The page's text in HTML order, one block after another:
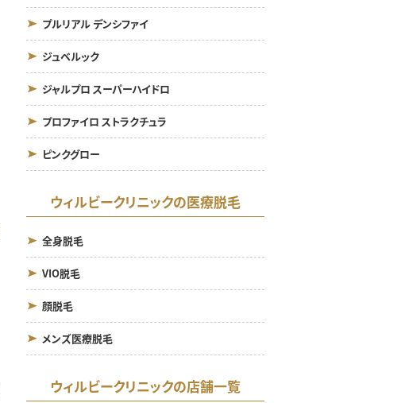
プルリアル デンシファイ
ジュベルック
ジャルプロ スーパーハイドロ
プロファイロ ストラクチュラ
ピンクグロー
ウィルビークリニックの医療脱毛
全身脱毛
VIO脱毛
顔脱毛
メンズ医療脱毛
ウィルビークリニックの店舗一覧